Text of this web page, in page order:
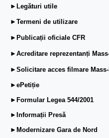
►Legături utile
►Termeni de utilizare
►Publicații oficiale CFR
►Acreditare reprezentanți
►Solicitare acces filmare
►ePetiție
►Formular Legea 544/2001
►Informații Presă
►Modernizare Gara de Nord